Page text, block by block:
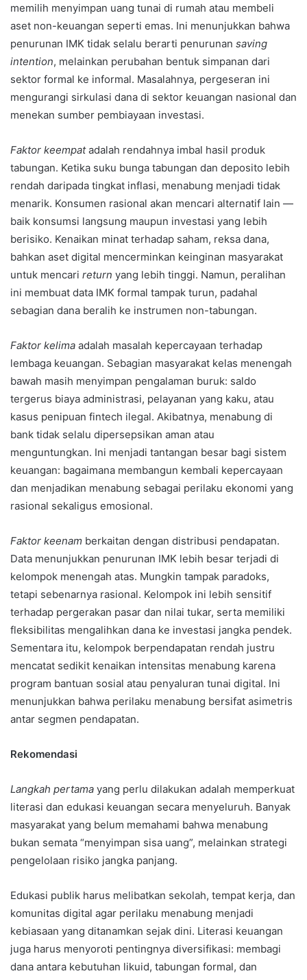
memilih menyimpan uang tunai di rumah atau membeli
aset non-keuangan seperti emas. Ini menunjukkan bahwa
penurunan IMK tidak selalu berarti penurunan saving
intention, melainkan perubahan bentuk simpanan dari
sektor formal ke informal. Masalahnya, pergeseran ini
mengurangi sirkulasi dana di sektor keuangan nasional dan
menekan sumber pembiayaan investasi.
Faktor keempatadalah rendahnya imbal hasil produk
tabungan. Ketika suku bunga tabungan dan deposito lebih
rendah daripada tingkat inflasi, menabung menjadi tidak
menarik. Konsumen rasional akan mencari alternatif lain —
baik konsumsi langsung maupun investasi yang lebih
berisiko. Kenaikan minat terhadap saham, reksa dana,
bahkan aset digital mencerminkan keinginan masyarakat
untuk mencari return yang lebih tinggi. Namun, peralihan
ini membuat data IMK formal tampak turun, padahal
sebagian dana beralih ke instrumen non-tabungan.
Faktor kelima adalah masalah kepercayaan terhadap
lembaga keuangan. Sebagian masyarakat kelas menengah
bawah masih menyimpan pengalaman buruk: saldo
tergerus biaya administrasi, pelayanan yang kaku, atau
kasus penipuan fintech ilegal. Akibatnya, menabung di
bank tidak selalu dipersepsikan aman atau
menguntungkan. Ini menjadi tantangan besar bagi sistem
keuangan: bagaimana membangun kembali kepercayaan
dan menjadikan menabung sebagai perilaku ekonomi yang
rasional sekaligus emosional.
Faktor keenam berkaitan dengan distribusi pendapatan.
Data menunjukkan penurunan IMK lebih besar terjadi di
kelompok menengah atas. Mungkin tampak paradoks,
tetapi sebenarnya rasional. Kelompok ini lebih sensitif
terhadap pergerakan pasar dan nilai tukar, serta memiliki
fleksibilitas mengalihkan dana ke investasi jangka pendek.
Sementara itu, kelompok berpendapatan rendah justru
mencatat sedikit kenaikan intensitas menabung karena
program bantuan sosial atau penyaluran tunai digital. Ini
menunjukkan bahwa perilaku menabung bersifat asimetris
antar segmen pendapatan.
Rekomendasi
Langkah pertama yang perlu dilakukan adalah memperkuat
literasi dan edukasi keuangan secara menyeluruh. Banyak
masyarakat yang belum memahami bahwa menabung
bukan semata “menyimpan sisa uang”, melainkan strategi
pengelolaan risiko jangka panjang.
Edukasi publik harus melibatkan sekolah, tempat kerja, dan
komunitas digital agar perilaku menabung menjadi
kebiasaan yang ditanamkan sejak dini. Literasi keuangan
juga harus menyoroti pentingnya diversifikasi: membagi
dana antara kebutuhan likuid, tabungan formal, dan